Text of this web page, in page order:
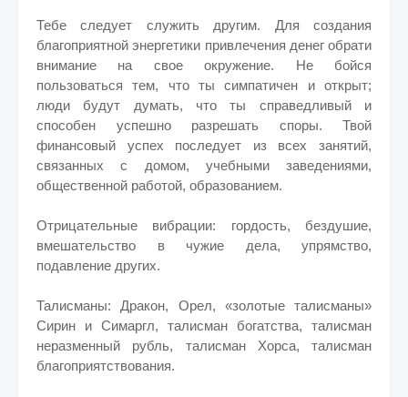
Тебе следует служить другим. Для создания
благоприятной энергетики привлечения денег обрати
внимание на свое окружение. Не бойся
пользоваться тем, что ты симпатичен и открыт;
люди будут думать, что ты справедливый и
способен успешно разрешать споры. Твой
финансовый успех последует из всех занятий,
связанных с домом, учебными заведениями,
общественной работой, образованием.
Отрицательные вибрации: гордость, бездушие,
вмешательство в чужие дела, упрямство,
подавление других.
Талисманы: Дракон, Орел, «золотые талисманы»
Сирин и Симаргл, талисман богатства, талисман
неразменный рубль, талисман Хорса, талисман
благоприятствования.